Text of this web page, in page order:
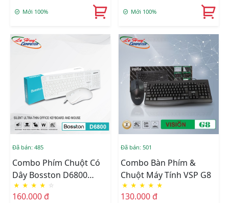
Mới 100% Mới 100%
Đã bán: 485
Combo Phím Chuột Có
Dây Bosston D6800
TRẮNG
★ ★ ★ ★ ☆
160.000 đ
Đã bán: 501
Combo Bàn Phím &
Chuột Máy Tính VSP G8
★ ★ ★ ★ ★
130.000 đ